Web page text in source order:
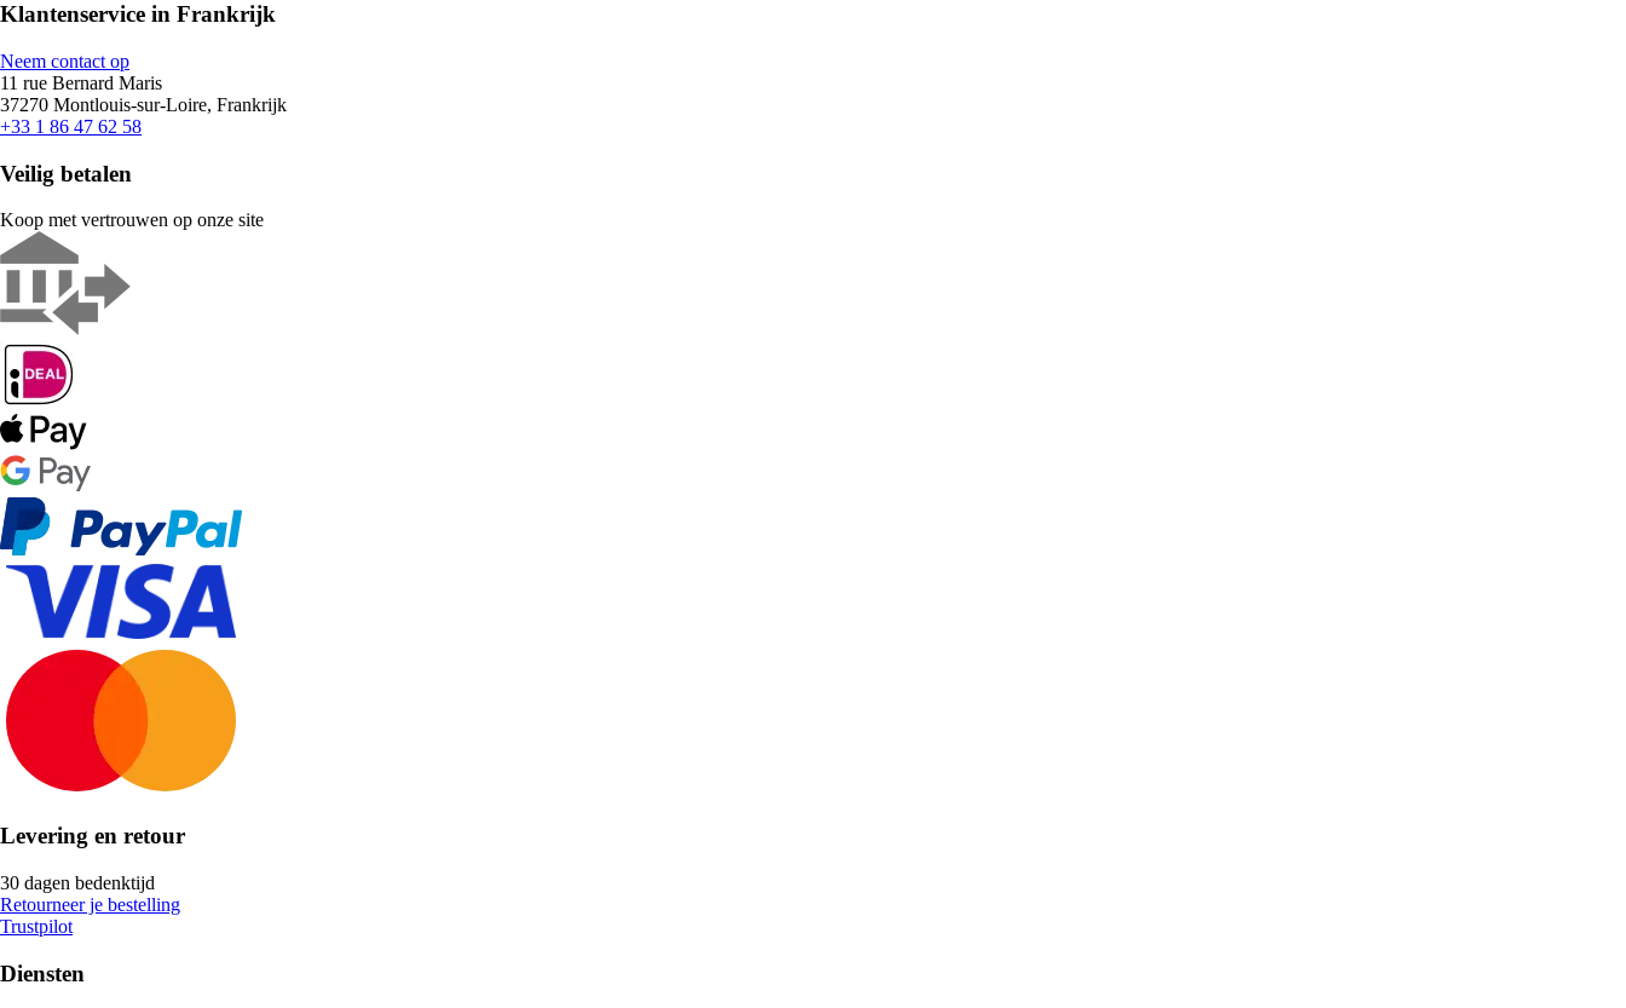
Klantenservice in Frankrijk
Neem contact op
11 rue Bernard Maris
37270 Montlouis-sur-Loire, Frankrijk
+33 1 86 47 62 58
Veilig betalen
Koop met vertrouwen op onze site
Levering en retour
30 dagen bedenktijd
Retourneer je bestelling
Trustpilot
Diensten